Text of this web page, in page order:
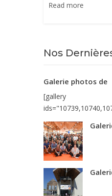
Read more
Nos
Galerie photos de
[gallery